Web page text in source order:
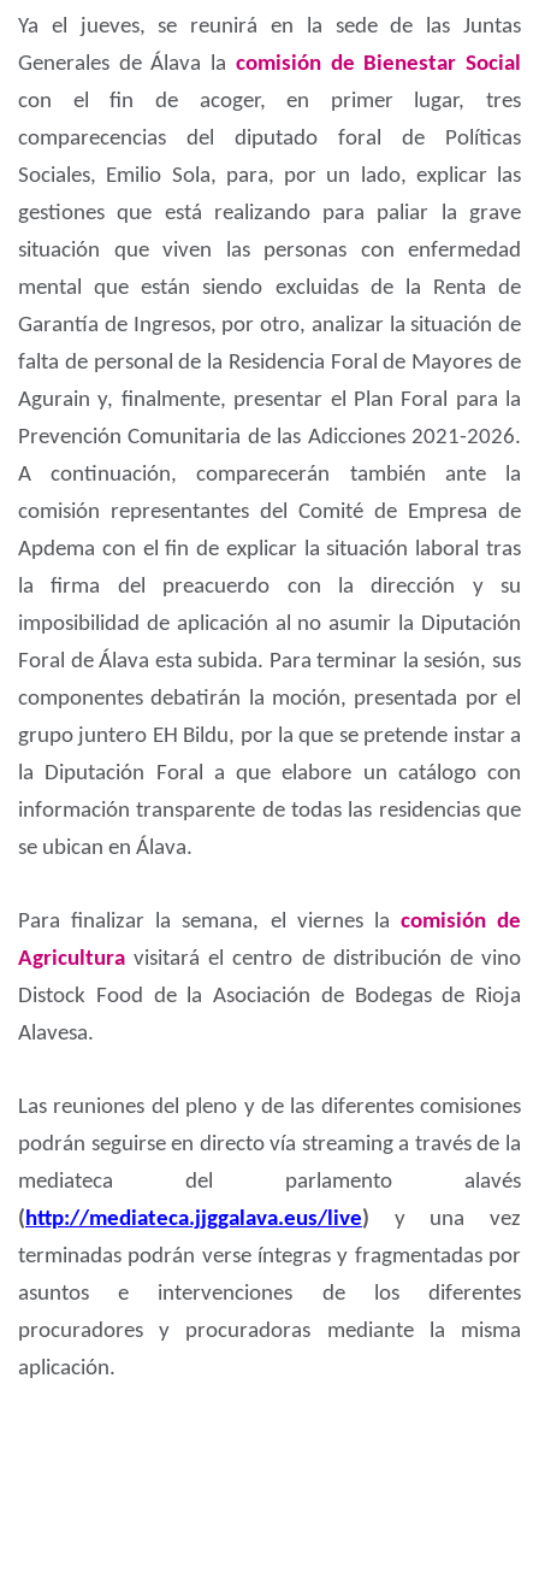
Ya el jueves, se reunirá en la sede de las Juntas
Generales de Álava la comisión de Bienestar Social
con el fin de acoger, en primer lugar, tres
comparecencias del diputado foral de Políticas
Sociales, Emilio Sola, para, por un lado, explicar las
gestiones que está realizando para paliar la grave
situación que viven las personas con enfermedad
mental que están siendo excluidas de la Renta de
Garantía de Ingresos, por otro, analizar la situación de
falta de personal de la Residencia Foral de Mayores de
Agurain y, finalmente, presentar el Plan Foral para la
Prevención Comunitaria de las Adicciones 2021-2026.
A continuación, comparecerán también ante la
comisión representantes del Comité de Empresa de
Apdema con el fin de explicar la situación laboral tras
la firma del preacuerdo con la dirección y su
imposibilidad de aplicación al no asumir la Diputación
Foral de Álava esta subida. Para terminar la sesión, sus
componentes debatirán la moción, presentada por el
grupo juntero EH Bildu, por la que se pretende instar a
la Diputación Foral a que elabore un catálogo con
información transparente de todas las residencias que
se ubican en Álava.
Para finalizar la semana, el viernes la comisión de
Agricultura visitará el centro de distribución de vino
Distock Food de la Asociación de Bodegas de Rioja
Alavesa.
Las reuniones del pleno y de las diferentes comisiones
podrán seguirse en directo vía streaming a través de la
mediateca del parlamento alavés
( http://mediateca.jjggalava.eus/live) y una vez
terminadas podrán verse íntegras y fragmentadas por
asuntos e intervenciones de los diferentes
procuradores y procuradoras mediante la misma
aplicación.